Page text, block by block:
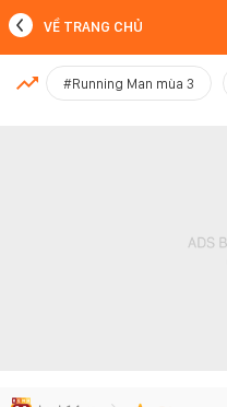
MỚI NHẤT
VỀ TRANG CHỦ
#Running Man mùa 3